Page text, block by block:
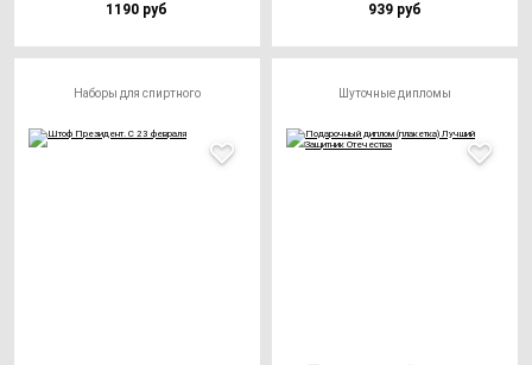
1190 руб 939 руб
Наборы для спиртного Шуточные дипломы